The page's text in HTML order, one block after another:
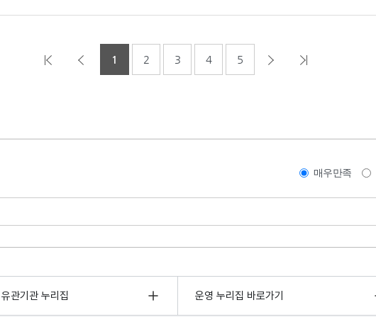
1 2 3 4 5
매우만족
관기관 누리집 운영 누리집 바로가기